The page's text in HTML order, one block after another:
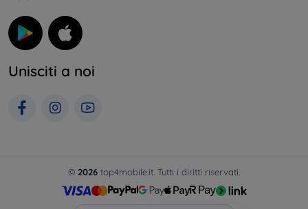
Unisciti a noi
© 2026 top4mobile.it. Tutti i diritti riservati.